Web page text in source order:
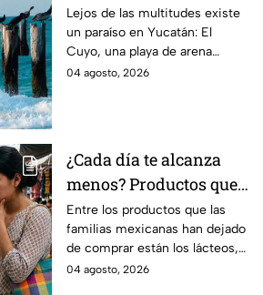
escondido en la Costa
Esmeralda de Yucatán
y es ideal para las
vacaciones de verano
Lejos de las multitudes existe
un paraíso en Yucatán: El
Cuyo, una playa de arena
blanca en la Costa Esmeralda
04 agosto, 2026
¿Cada día te alcanza
menos? Productos que
la gente deja de
comprar para cubrir la
canasta básica en
México, según Anpec
Entre los productos que las
familias mexicanas han dejado
de comprar están los lácteos,
comida enlatada, pan de caja,
04 agosto, 2026